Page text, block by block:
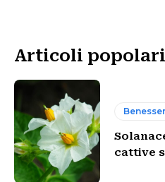
Articoli popolari
cattive